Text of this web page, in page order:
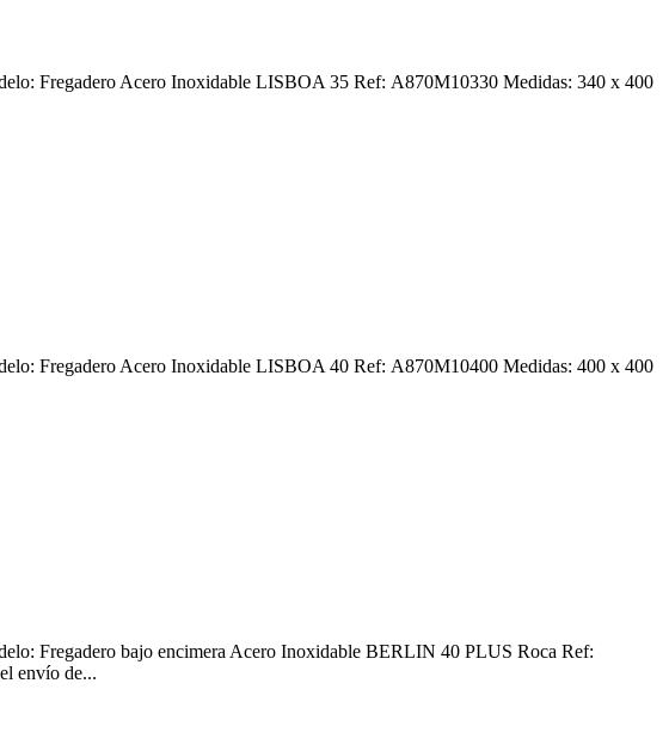
Fregadero Acero Inoxidable LISBOA 35 Ref: A870M10330 Medidas: 340 x 400
Fregadero Acero Inoxidable LISBOA 40 Ref: A870M10400 Medidas: 400 x 400
Fregadero bajo encimera Acero Inoxidable BERLIN 40 PLUS Roca Ref:
envío de...